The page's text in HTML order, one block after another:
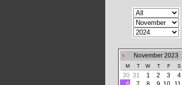
November 2023
M T W T F S
30 31 1 2 3 4